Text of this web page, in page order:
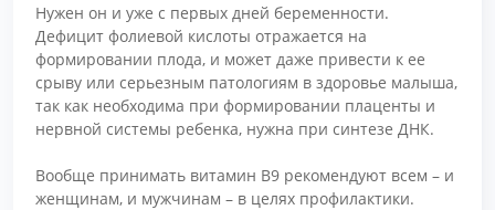
Нужен он и уже с первых дней беременности.
Дефицит фолиевой кислоты отражается на
формировании плода, и может даже привести к ее
срыву или серьезным патологиям в здоровье малыша,
так как необходима при формировании плаценты и
нервной системы ребенка, нужна при синтезе ДНК.
Вообще принимать витамин В9 рекомендуют всем – и
женщинам, и мужчинам – в целях профилактики.